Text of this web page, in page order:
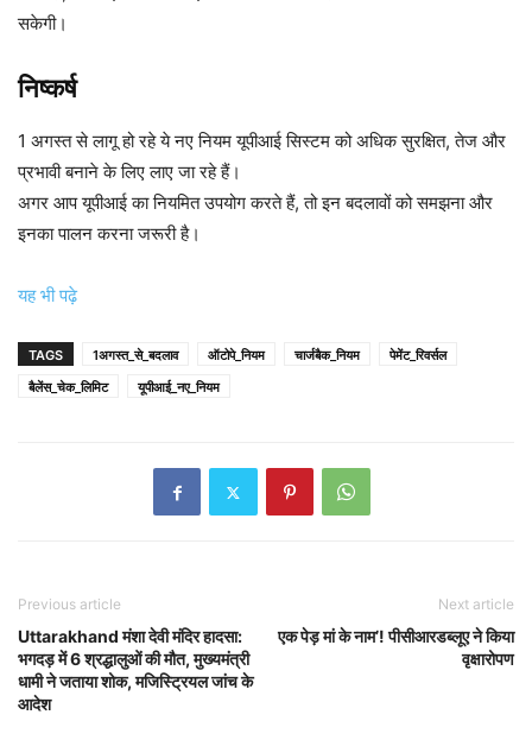
सकेगी।
निष्कर्ष
1 अगस्त से लागू हो रहे ये नए नियम यूपीआई सिस्टम को अधिक सुरक्षित, तेज और
प्रभावी बनाने के लिए लाए जा रहे हैं।
अगर आप यूपीआई का नियमित उपयोग करते हैं, तो इन बदलावों को समझना और
इनका पालन करना जरूरी है।
यह भी पढ़े
TAGS 1अगस्त_से_बदलाव ऑटोपे_नियम चार्जबैक_नियम
पेमेंट_रिवर्सल
बैलेंस_चेक_लिमिट
यूपीआई_नए_नियम
Previous article
Uttarakhand मंशा देवी मंदिर हादसा:
भगदड़ में 6 श्रद्धालुओं की मौत, मुख्यमंत्री
धामी ने जताया शोक, मजिस्ट्रियल जांच के
आदेश
Next article
एक पेड़ मां के नाम’! पीसीआरडब्लूए ने किया
वृक्षारोपण